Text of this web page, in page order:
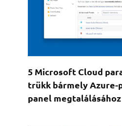
5 Microsoft Cloud
trükk bármely Azure-
panel megtalálásához